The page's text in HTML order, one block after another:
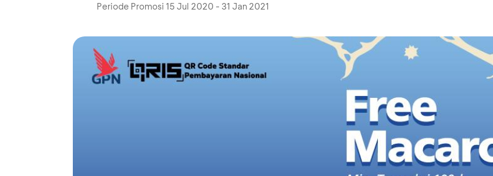
Periode Promosi 15 Jul 2020 - 31 Jan 2021